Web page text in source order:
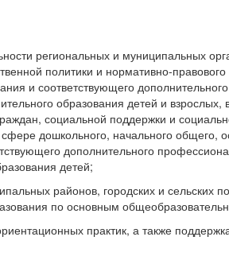
региональных и муниципальных
политики и нормативно-
и соответствующего
образования детей и взрослых,
социальной поддержки и
дошкольного, начального общего,
дополнительного
детей;
районов, городских и сельских
по основным
практик, а также